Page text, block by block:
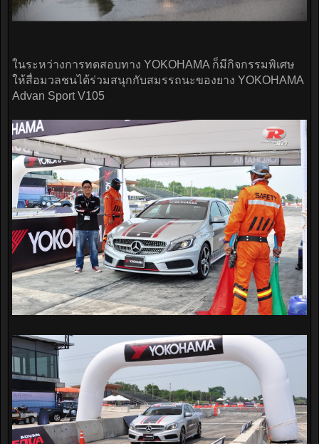
ในระหว่างการทดสอบทาง YOKOHAMA ก็มีกิจกรรมพิเศษ
ให้สื่อมวลชนได้ร่วมสนุกกับสมรรถนะของยาง YOKOHAMA
Advan Sport V105